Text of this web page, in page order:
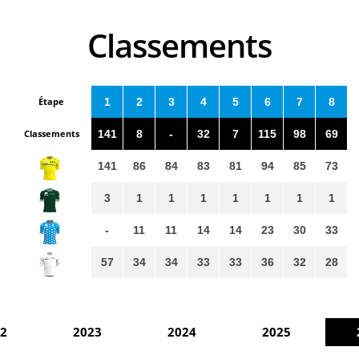
Classements
Étape
Classements
1
141
141
3
-
57
2
8
86
1
11
34
3
-
84
1
11
34
4
32
83
1
14
33
5
7
81
1
14
33
6
115
94
1
23
36
7
98
85
1
30
32
8
69
73
1
33
28
2023 2024 2025